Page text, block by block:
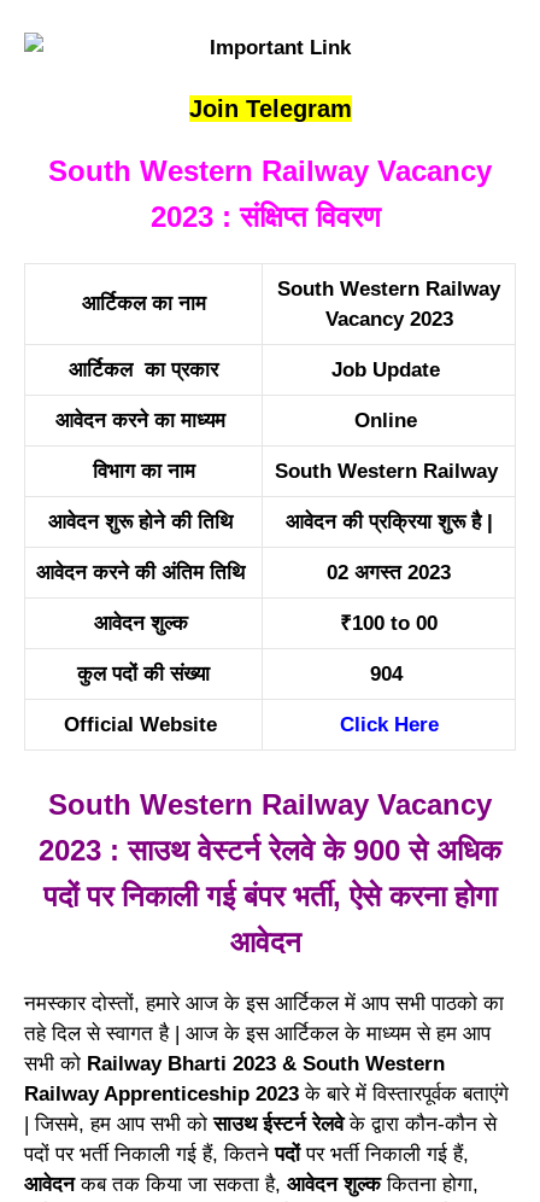
Join Telegram
South Western Railway Vacancy
2023 : संक्षिप्त विवरण
आर्टिकल का नाम
South Western Railway
Vacancy 2023
आर्टिकल का प्रकार Job Update
आवेदन करने का माध्यम Online
विभाग का नाम South Western Railway
आवेदन शुरू होने की तिथि आवेदन की प्रक्रिया शुरू है |
आवेदन करने की अंतिम तिथि 02 अगस्त 2023
आवेदन शुल्क ₹100 to 00
कुल पदों की संख्या 904
Official Website Click Here
South Western Railway Vacancy
2023 : साउथ वेस्टर्न रेलवे के 900 से अधिक
पदों पर निकाली गई बंपर भर्ती, ऐसे करना होगा
आवेदन
नमस्कार दोस्तों, हमारे आज के इस आर्टिकल में आप सभी पाठको का
तहे दिल से स्वागत है | आज के इस आर्टिकल के माध्यम से हम आप
सभी को Railway Bharti 2023 & South Western
Railway Apprenticeship 2023के बारे में विस्तारपूर्वक बताएंगे
| जिसमे, हम आप सभी को साउथ ईस्टर्न रेलवेके द्वारा कौन-कौन से
पदों पर भर्ती निकाली गई हैं, कितने पदोंपर भर्ती निकाली गई हैं,
आवेदनकब तक किया जा सकता है, आवेदन शुल्ककितना होगा,